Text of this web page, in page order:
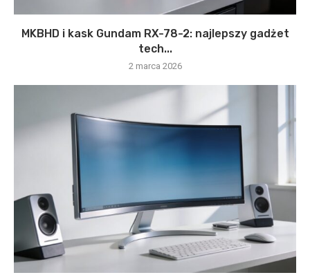
MKBHD i kask Gundam RX-78-2: najlepszy gadżet
tech...
2 marca 2026